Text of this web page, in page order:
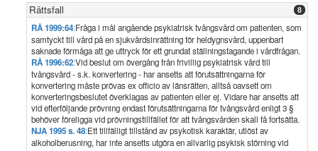
Rättsfall 8
RÅ 1999:64:Fråga i mål angående psykiatrisk tvångsvård om patienten, som
samtyckt till vård på en sjukvårdsinrättning för heldygnsvård, uppenbart
saknade förmåga att ge uttryck för ett grundat ställningstagande i vårdfrågan.
RÅ 1996:62:Vid beslut om övergång från frivillig psykiatrisk vård till
tvångsvård - s.k. konvertering - har ansetts att förutsättningarna för
konvertering måste prövas ex officio av länsrätten, alltså oavsett om
konverteringsbeslutet överklagas av patienten eller ej. Vidare har ansetts att
vid efterföljande prövning endast förutsättningarna för tvångsvård enligt 3 §
behöver föreligga vid prövningstillfället för att tvångsvården skall få fortsätta.
NJA 1995 s. 48:Ett tillfälligt tillstånd av psykotisk karaktär, utlöst av
alkoholberusning, har inte ansetts utgöra en allvarlig psykisk störning vid